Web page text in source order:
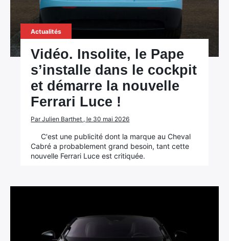
Actualités
Vidéo. Insolite, le Pape
s’installe dans le cockpit
et démarre la nouvelle
Ferrari Luce !
Par Julien Barthet , le 30 mai 2026
C'est une publicité dont la marque au Cheval
Cabré a probablement grand besoin, tant cette
nouvelle Ferrari Luce est critiquée.